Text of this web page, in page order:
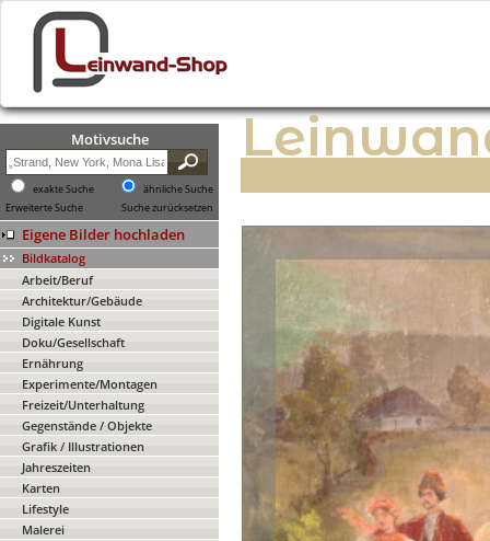
Motivsuche
exakte Suche
ähnliche Suche
Erweiterte Suche
Suche zurücksetzen
Eigene Bilder hochladen
Bildkatalog
Arbeit/Beruf
Architektur/Gebäude
Digitale Kunst
Doku/Gesellschaft
Ernährung
Experimente/Montagen
Freizeit/Unterhaltung
Gegenstände / Objekte
Grafik / Illustrationen
Jahreszeiten
Karten
Lifestyle
Malerei